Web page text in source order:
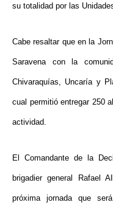
su totalidad por las
Cabe resaltar que en la
Saravena con la
Chivaraquías, Uncaría y
cual permitió entregar 250
actividad.
El Comandante de la
brigadier general Rafael
próxima jornada que